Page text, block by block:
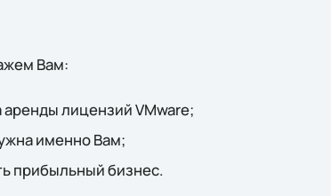
Вам:
лицензий VMware;
именно Вам;
прибыльный бизнес.